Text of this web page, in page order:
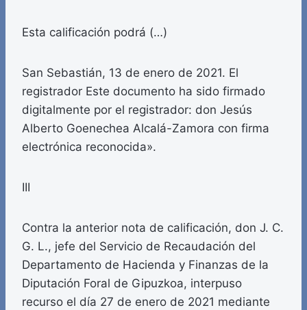
Esta calificación podrá (…)
San Sebastián, 13 de enero de 2021. El
registrador Este documento ha sido firmado
digitalmente por el registrador: don Jesús
Alberto Goenechea Alcalá-Zamora con firma
electrónica reconocida».
III
Contra la anterior nota de calificación, don J. C.
G. L., jefe del Servicio de Recaudación del
Departamento de Hacienda y Finanzas de la
Diputación Foral de Gipuzkoa, interpuso
recurso el día 27 de enero de 2021 mediante